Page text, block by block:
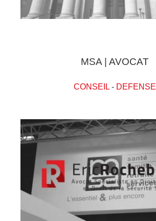
MSA | AVOCAT
CONSEIL- DEFENSE